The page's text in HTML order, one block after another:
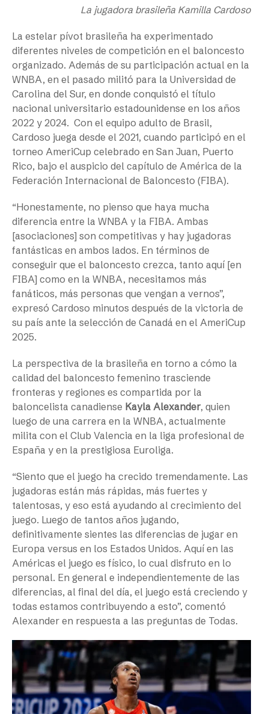
La jugadora brasileña Kamilla Cardoso
La estelar pívot brasileña ha experimentado
diferentes niveles de competición en el baloncesto
organizado. Además de su participación actual en la
WNBA, en el pasado militó para la Universidad de
Carolina del Sur, en donde conquistó el título
nacional universitario estadounidense en los años
2022 y 2024. Con el equipo adulto de Brasil,
Cardoso juega desde el 2021, cuando participó en el
torneo AmeriCup celebrado en San Juan, Puerto
Rico, bajo el auspicio del capítulo de América de la
Federación Internacional de Baloncesto (FIBA).
“Honestamente, no pienso que haya mucha
diferencia entre la WNBA y la FIBA. Ambas
[asociaciones] son competitivas y hay jugadoras
fantásticas en ambos lados. En términos de
conseguir que el baloncesto crezca, tanto aquí [en
FIBA] como en la WNBA, necesitamos más
fanáticos, más personas que vengan a vernos”,
expresó Cardoso minutos después de la victoria de
su país ante la selección de Canadá en el AmeriCup
2025.
La perspectiva de la brasileña en torno a cómo la
calidad del baloncesto femenino trasciende
fronteras y regiones es compartida por la
baloncelista canadiense Kayla Alexander, quien
luego de una carrera en la WNBA, actualmente
milita con el Club Valencia en la liga profesional de
España y en la prestigiosa Euroliga.
“Siento que el juego ha crecido tremendamente. Las
jugadoras están más rápidas, más fuertes y
talentosas, y eso está ayudando al crecimiento del
juego. Luego de tantos años jugando,
definitivamente sientes las diferencias de jugar en
Europa versus en los Estados Unidos. Aquí en las
Américas el juego es físico, lo cual disfruto en lo
personal. En general e independientemente de las
diferencias, al final del día, el juego está creciendo y
todas estamos contribuyendo a esto”, comentó
Alexander en respuesta a las preguntas de Todas.